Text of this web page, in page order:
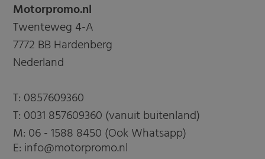
Motorpromo.nl
Twenteweg 4-A
7772 BB Hardenberg
Nederland
T: 0857609360
T: 0031 857609360 (vanuit buitenland)
M: 06 - 1588 8450 (Ook Whatsapp)
E: info@motorpromo.nl